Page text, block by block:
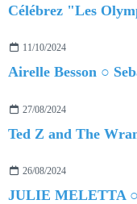
Célébrez "Les
11/10/2024
Airelle Besson ○
27/08/2024
Ted Z and The
26/08/2024
JULIE MELETTA